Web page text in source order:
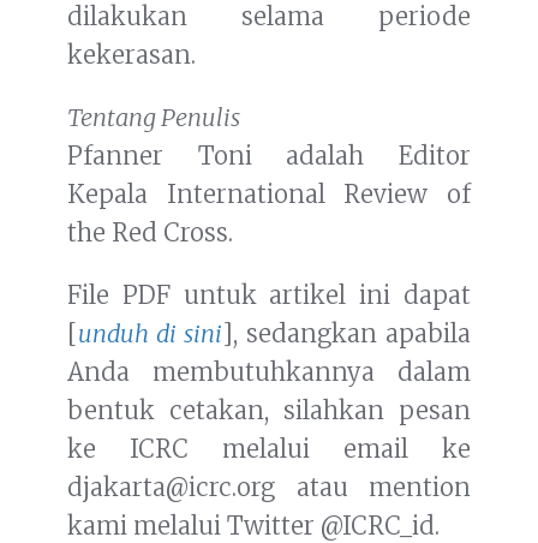
dilakukan selama periode
kekerasan.
Tentang Penulis
Pfanner Toni adalah Editor
Kepala International Review of
the Red Cross.
File PDF untuk artikel ini dapat
[unduh di sini], sedangkan apabila
Anda membutuhkannya dalam
bentuk cetakan, silahkan pesan
ke ICRC melalui email ke
djakarta@icrc.org atau mention
kami melalui Twitter @ICRC_id.